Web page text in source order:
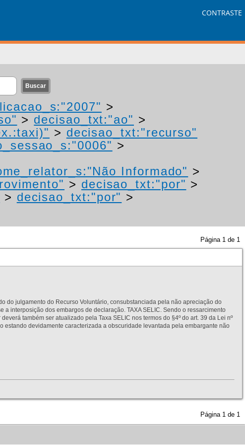
CONTRASTE
>
> decisao_txt:"ao" >
> decisao_txt:"recurso"
>
Informado" >
> decisao_txt:"por" >
> decisao_txt:"por" >
Página 1 de 1
do julgamento do Recurso Voluntário, consubstanciada pela não apreciação do
interposição dos embargos de declaração. TAXA SELIC. Sendo o ressarcimento
também ser atualizado pela Taxa SELIC nos termos do §4º do art. 39 da Lei nº
estando devidamente caracterizada a obscuridade levantada pela embargante não
Página 1 de 1